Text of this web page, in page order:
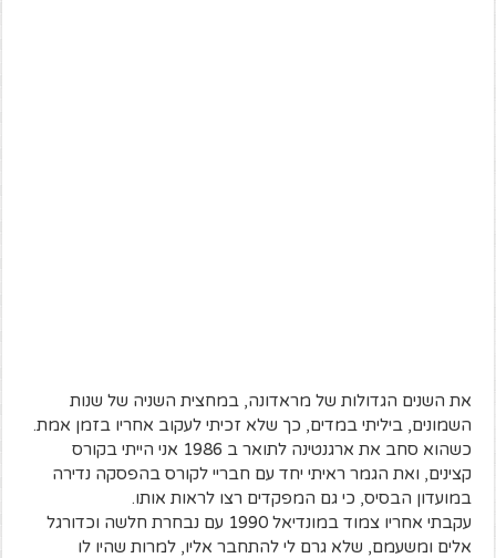
את השנים הגדולות של מראדונה, במחצית השניה של שנות
השמונים, ביליתי במדים, כך שלא זכיתי לעקוב אחריו בזמן אמת.
כשהוא סחב את ארגנטינה לתואר ב 1986 אני הייתי בקורס
קצינים, ואת הגמר ראיתי יחד עם חבריי לקורס בהפסקה נדירה
במועדון הבסיס, כי גם המפקדים רצו לראות אותו.
עקבתי אחריו צמוד במונדיאל 1990 עם נבחרת חלשה וכדורגל
אלים ומשעמם, שלא גרם לי להתחבר אליו, למרות שהיו לו